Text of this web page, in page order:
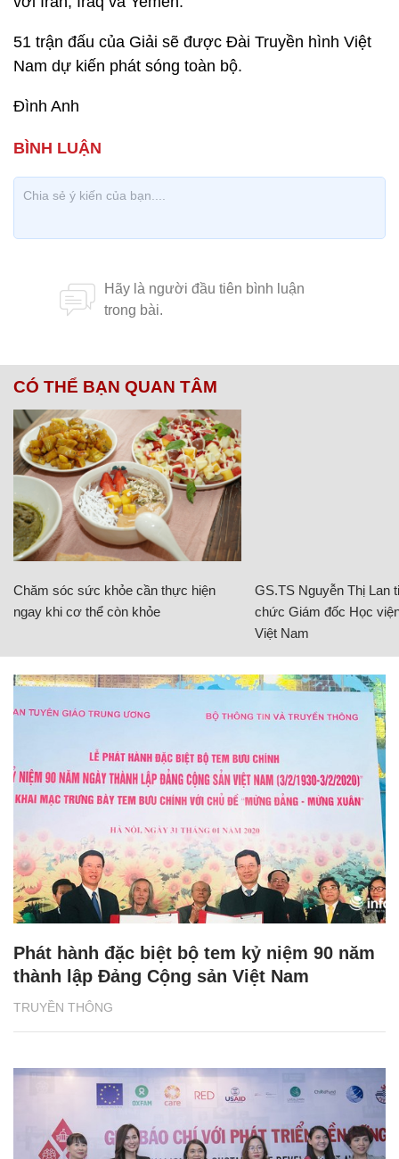
51 trận đấu của Giải sẽ được Đài Truyền hình Việt
Nam dự kiến phát sóng toàn bộ.
Đình Anh
CÓ THỂ BẠN QUAN TÂM
Chăm sóc sức khỏe cần thực hiện
ngay khi cơ thể còn khỏe
GS.TS Nguyễn Thị Lan
chức Giám đốc Học
Việt Nam
TRUYỀN THÔNG
Phát hành đặc biệt bộ tem kỷ niệm 90 năm
thành lập Đảng Cộng sản Việt Nam